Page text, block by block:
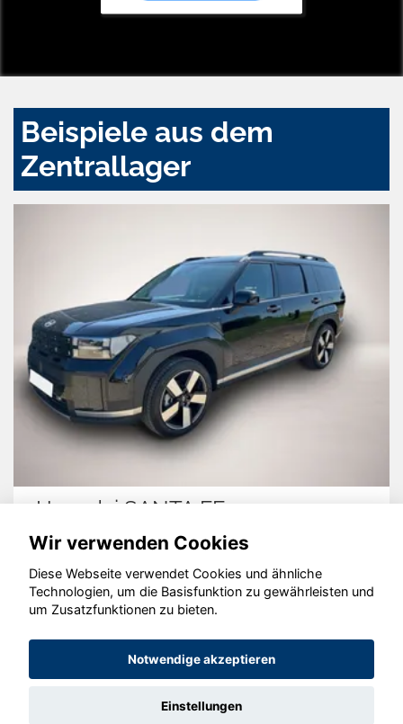
Beispiele aus dem
Zentrallager
Hyundai SANTA FE
© konjunkturmotor.de GmbH 2020 - 2026
Wir verwenden Cookies
Diese Webseite verwendet Cookies und ähnliche
Technologien, um die Basisfunktion zu gewährleisten und
um Zusatzfunktionen zu bieten.
Notwendige akzeptieren
Einstellungen